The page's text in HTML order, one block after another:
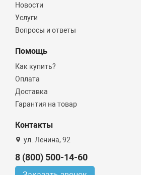
Новости
Услуги
Вопросы и ответы
Помощь
Как купить?
Оплата
Доставка
Гарантия на товар
Контакты
ул. Ленина, 92
8 (800) 500-14-60